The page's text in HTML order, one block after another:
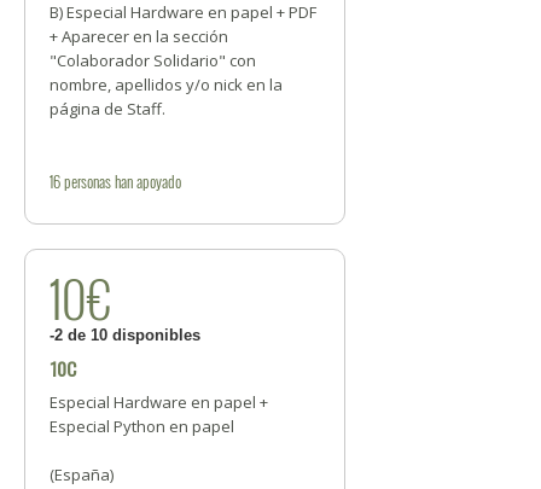
B) Especial Hardware en papel + PDF
+ Aparecer en la sección
"Colaborador Solidario" con
nombre, apellidos y/o nick en la
página de Staff.
16personashan apoyado
10€
-2 de 10 disponibles
10C
Especial Hardware en papel +
Especial Python en papel
(España)